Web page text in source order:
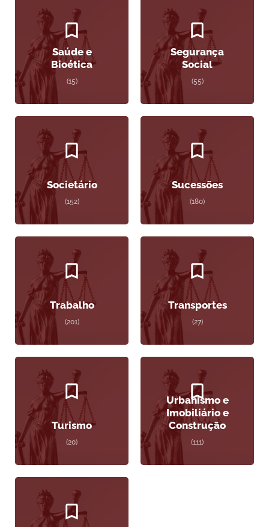
Saúde e
Bioética
(15)
Segurança
Social
(55)
Societário
(152)
Sucessões
(180)
Trabalho
(201)
Transportes
(27)
Turismo
(20)
Urbanismo e
Imobiliário e
Construção
(111)